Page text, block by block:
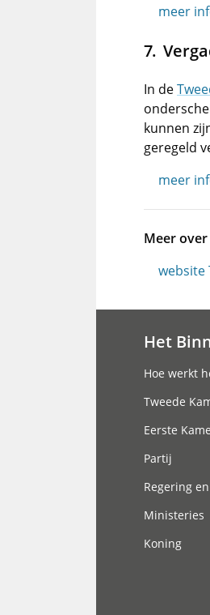
meer
In de
kunnen
geregeld
meer
Meer over
website
Het
Hoe werkt
Tweede
Eerste
Partij
Regering
Ministeries
Koning